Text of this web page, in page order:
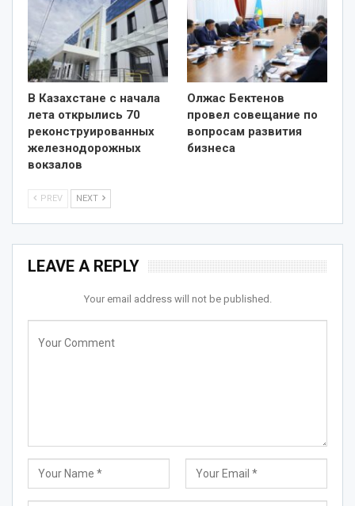
В Казахстане с начала
лета открылись 70
реконструированных
железнодорожных
вокзалов
Олжас Бектенов
провел совещание по
вопросам развития
бизнеса
PREV NEXT
LEAVE A REPLY
Your email address will not be published.